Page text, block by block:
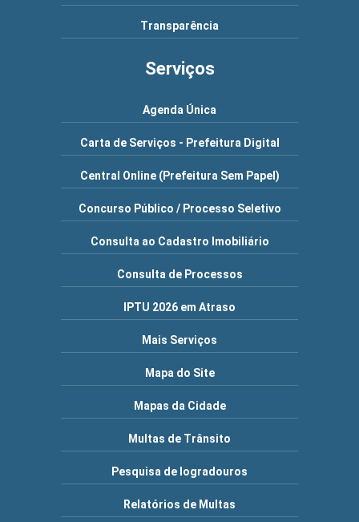
Transparência
Serviços
Agenda Única
Carta de Serviços - Prefeitura Digital
Central Online (Prefeitura Sem Papel)
Concurso Público / Processo Seletivo
Consulta ao Cadastro Imobiliário
Consulta de Processos
IPTU 2026 em Atraso
Mais Serviços
Mapa do Site
Mapas da Cidade
Multas de Trânsito
Pesquisa de logradouros
Relatórios de Multas